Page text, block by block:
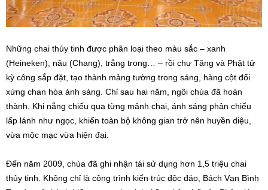
Những chai thủy tinh được phân loại theo màu sắc – xanh
(Heineken), nâu (Chang), trắng trong… – rồi chư Tăng và Phật tử
kỳ công sắp đặt, tạo thành mảng tường trong sáng, hàng cột đối
xứng chan hòa ánh sáng. Chỉ sau hai năm, ngôi chùa đã hoàn
thành. Khi nắng chiếu qua từng mảnh chai, ánh sáng phản chiếu
lấp lánh như ngọc, khiến toàn bộ không gian trở nên huyền diệu,
vừa mộc mạc vừa hiện đại.
Đến năm 2009, chùa đã ghi nhận tái sử dụng hơn 1,5 triệu chai
thủy tinh. Không chỉ là công trình kiến trúc độc đáo, Bách Vạn Bình